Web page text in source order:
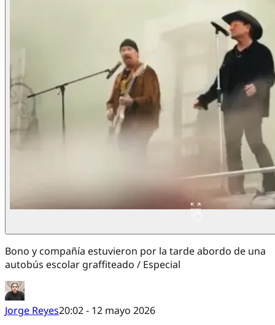
Bono y compañía estuvieron por la tarde abordo de una
autobús escolar graffiteado / Especial
Jorge Reyes20:02 - 12 mayo 2026